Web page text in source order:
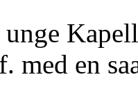
med en